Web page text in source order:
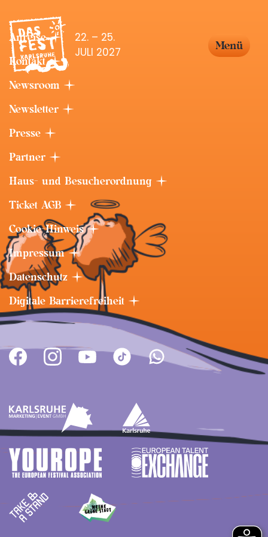
22. – 25.
JULI 2027
Menü
Anreise
Kontakt
Newsroom
Newsletter
Presse
Partner
Haus- und Besucherordnung
Ticket AGB
Cookie-Hinweis
Impressum
Datenschutz
Digitale Barrierefreiheit